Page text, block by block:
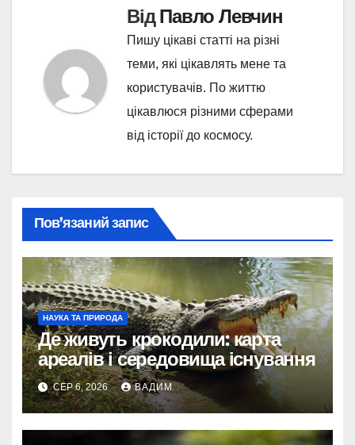
ВідПавло Левчин
Пишу цікаві статті на різні
теми, які цікавлять мене та
користувачів. По життю
цікавлюся різними сферами
від історії до космосу.
Пов’язаний запис
НАУКА ТА ПРИРОДА
Де живуть крокодили: карта
ареалів і середовища існування
СЕР 6, 2026 ВАДИМ